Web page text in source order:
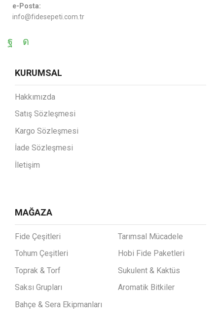
e-Posta:
info@fidesepeti.com.tr
KURUMSAL
Hakkımızda
Satış Sözleşmesi
Kargo Sözleşmesi
İade Sözleşmesi
İletişim
MAĞAZA
Fide Çeşitleri
Tohum Çeşitleri
Toprak & Torf
Saksı Grupları
Bahçe & Sera Ekipmanları
Tarımsal Mücadele
Hobi Fide Paketleri
Sukulent & Kaktüs
Aromatik Bitkiler